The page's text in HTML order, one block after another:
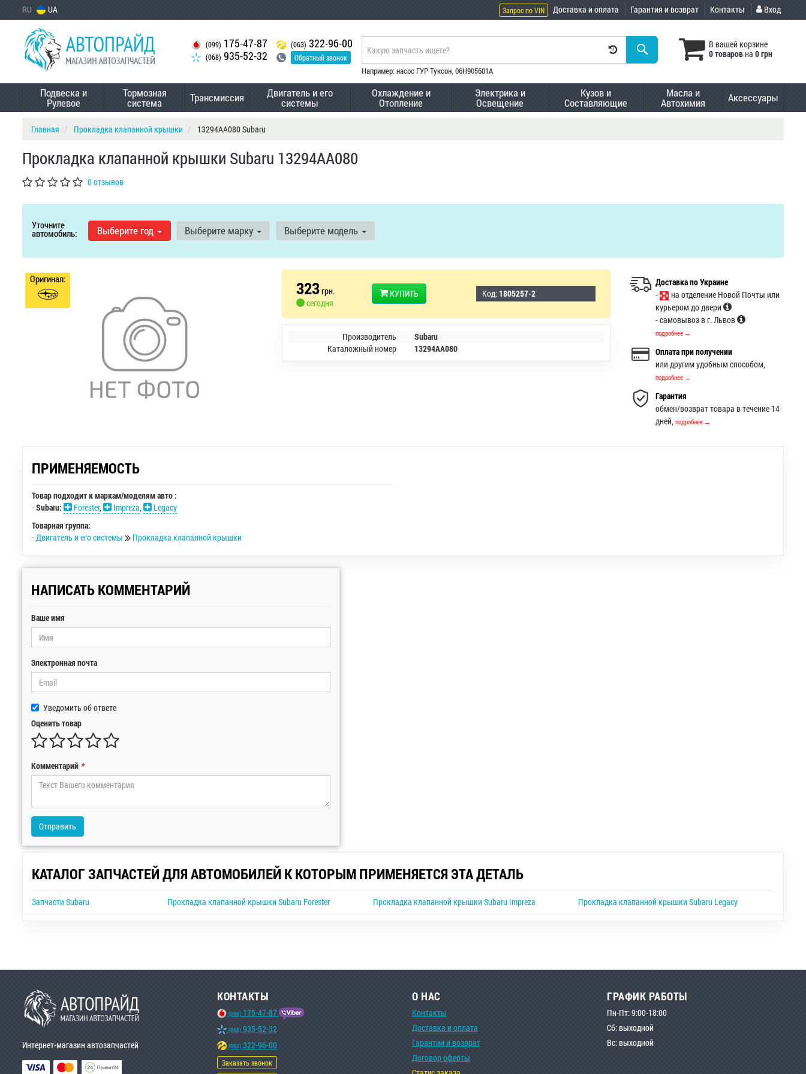
RU UA Запрос по VIN Доставка и оплата Гарантия и возврат Контакты Вход
(099) 175-47-87
(068) 935-52-32
(063) 322-96-00
Обратный звонок
В вашей корзине
0 товаровна 0 грн
Например: насос ГУР Туксон, 06H905601A
Подвеска и
Рулевое
Тормозная
система Трансмиссия Двигатель и его
системы
Охлаждение и
Отопление
Электрика и
Освещение
Кузов и
Составляющие
Масла и
Автохимия Аксессуары
Главная Прокладка клапанной крышки 13294AA080 Subaru
Прокладка клапанной крышки Subaru 13294AA080
0 отзывов
Уточните
автомобиль: Выберите год Выберите марку Выберите модель
Оригинал: 323грн.
сегодня
КУПИТЬ Код: 1805257-2
Производитель
Subaru
Каталожный номер
13294AA080
Доставка по Украине
-
на отделение Новой Почты или
курьером до двери
- самовывоз в г. Львов
подробнее →
Оплата при получении
или другим удобным способом,
подробнее →
Гарантия
обмен/возврат товара в течение 14
дней,подробнее →
ПРИМЕНЯЕМОСТЬ
Товар подходит к маркам/моделям авто :
-Subaru: Forester, Impreza,
Legacy
Товарная группа:
-Двигатель и его системы Прокладка клапанной крышки
НАПИСАТЬ КОММЕНТАРИЙ
Ваше имя
Электронная почта
Уведомить об ответе
Оценить товар
Комментарий *
Отправить
КАТАЛОГ ЗАПЧАСТЕЙ ДЛЯ АВТОМОБИЛЕЙ К КОТОРЫМ ПРИМЕНЯЕТСЯ ЭТА ДЕТАЛЬ
Запчасти Subaru Прокладка клапанной крышки Subaru Forester Прокладка клапанной крышки Subaru Impreza Прокладка клапанной крышки Subaru Legacy
Интернет-магазин автозапчастей
КОНТАКТЫ
(099) 175-47-87
(068) 935-52-32
(063) 322-96-00
Заказать звонок
О НАС
Контакты
Доставка и оплата
Гарантии и возврат
Договор оферты
ГРАФИК РАБОТЫ
Пн-Пт: 9:00-18:00
Сб: выходной
Вс: выходной